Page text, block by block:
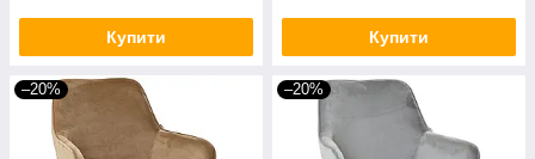
Купити Купити
–20% –20%